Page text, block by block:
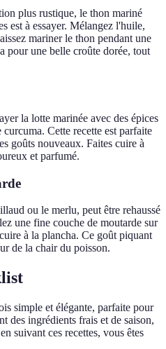
plus rustique, le thon mariné
est à essayer. Mélangez l'huile,
mariner le thon pendant une
pour une belle croûte dorée, tout
la lotte marinée avec des épices
Cette recette est parfaite
goûts nouveaux. Faites cuire à
et parfumé.
ou le merlu, peut être rehaussé
une fine couche de moutarde sur
à la plancha. Ce goût piquant
de la chair du poisson.
simple et élégante, parfaite pour
des ingrédients frais et de saison,
suivant ces recettes, vous êtes